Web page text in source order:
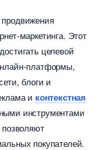
маркетинга. Этот
целевой
платформы,
блоги и
и контекстная
инструментами
позволяют
покупателей.